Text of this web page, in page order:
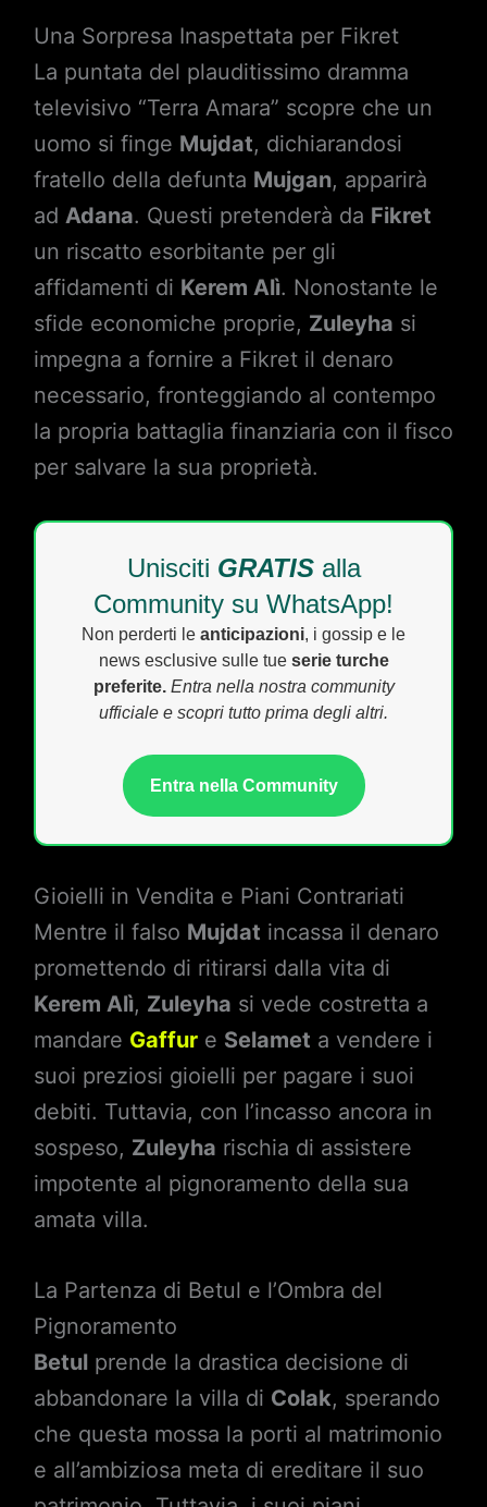
Una Sorpresa Inaspettata per Fikret
La puntata del plauditissimo dramma
televisivo “Terra Amara” scopre che un
uomo si finge Mujdat, dichiarandosi
fratello della defunta Mujgan, apparirà
ad Adana. Questi pretenderà da Fikret
un riscatto esorbitante per gli
affidamenti di Kerem Alì. Nonostante le
sfide economiche proprie, Zuleyha si
impegna a fornire a Fikret il denaro
necessario, fronteggiando al contempo
la propria battaglia finanziaria con il fisco
per salvare la sua proprietà.
Unisciti GRATISalla
Community su WhatsApp!
Non perderti le anticipazioni, i gossip e le
news esclusive sulle tue serie turche
preferite. Entra nella nostra community
ufficiale e scopri tutto prima degli altri.
Entra nella Community
Gioielli in Vendita e Piani Contrariati
Mentre il falso Mujdat incassa il denaro
promettendo di ritirarsi dalla vita di
Kerem Alì, Zuleyha si vede costretta a
mandare Gaffure Selamet a vendere i
suoi preziosi gioielli per pagare i suoi
debiti. Tuttavia, con l’incasso ancora in
sospeso, Zuleyha rischia di assistere
impotente al pignoramento della sua
amata villa.
La Partenza di Betul e l’Ombra del
Pignoramento
Betulprende la drastica decisione di
abbandonare la villa di Colak, sperando
che questa mossa la porti al matrimonio
e all’ambiziosa meta di ereditare il suo